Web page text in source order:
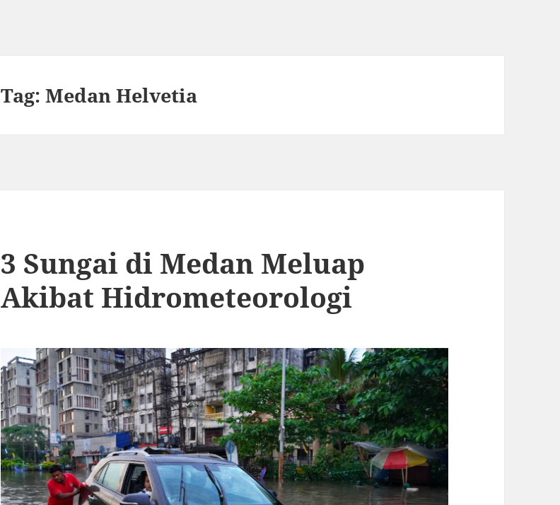
Tag:Medan Helvetia
3 Sungai di Medan Meluap
Akibat Hidrometeorologi